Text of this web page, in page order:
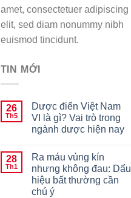
amet, consectetuer adipiscing
elit, sed diam nonummy nibh
euismod tincidunt.
TIN MỚI
26
Th5
Dược điển Việt Nam
VI là gì? Vai trò trong
ngành dược hiện nay
28
Th1
Ra máu vùng kín
nhưng không đau: Dấu
hiệu bất thường cần
chú ý